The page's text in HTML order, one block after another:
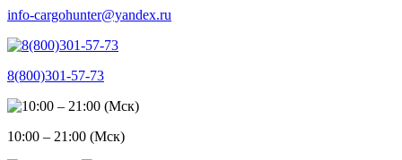
info-cargohunter@yandex.ru
8(800)301-57-73
10:00 – 21:00 (Мск)